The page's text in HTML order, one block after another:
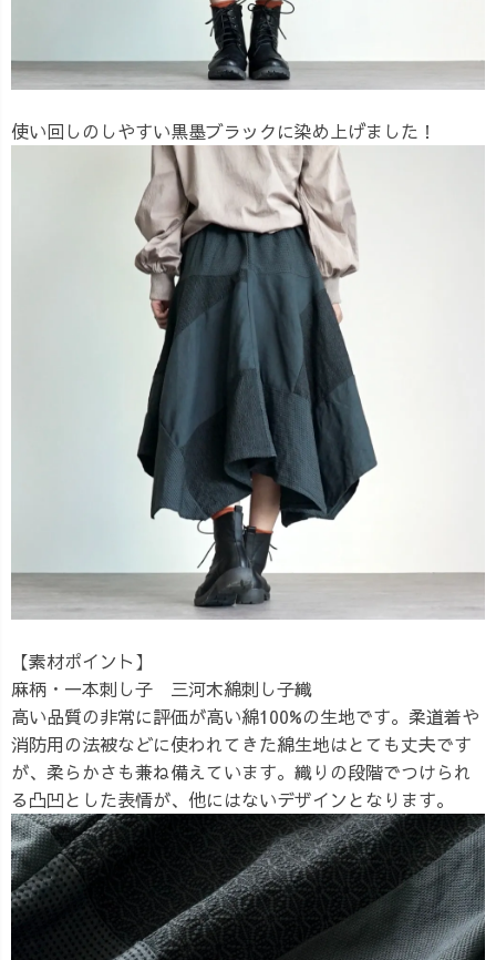
使い回しのしやすい黒墨ブラックに染め上げました！
【素材ポイント】
麻柄・一本刺し子 三河木綿刺し子織
高い品質の非常に評価が高い綿100%の生地です。柔道着や
消防用の法被などに使われてきた綿生地はとても丈夫です
が、柔らかさも兼ね備えています。織りの段階でつけられ
る凸凹とした表情が、他にはないデザインとなります。